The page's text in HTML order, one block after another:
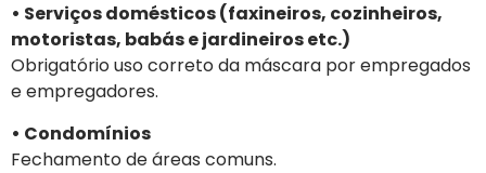
• Serviços domésticos (faxineiros, cozinheiros,
motoristas, babás e jardineiros etc.)
Obrigatório uso correto da máscara por empregados
e empregadores.
• Condomínios
Fechamento de áreas comuns.